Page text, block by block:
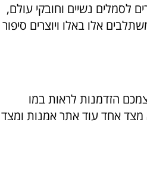
לסמלים נשיים וחובקי עולם,
אלו באלו ויוצרים סיפור
הזדמנות לראות במו
מצד אחד עוד אתר אמנות ומצד